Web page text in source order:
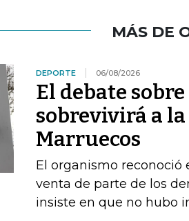
MÁS DE
DEPORTE 06/08/2026
El debate
sobrevivirá a
Marruecos
El organismo reconoció
venta de parte de los
insiste en que no hubo